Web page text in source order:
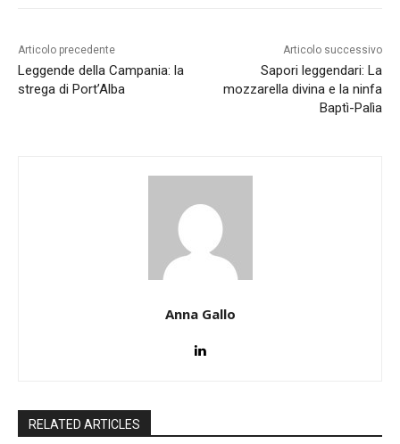
Articolo precedente
Leggende della Campania: la
strega di Port’Alba
Articolo successivo
Sapori leggendari: La
mozzarella divina e la ninfa
Baptì-Palìa
Anna Gallo
RELATED ARTICLES